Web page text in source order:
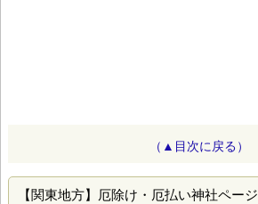
（▲目次に戻る）
【関東地方】厄除け・厄払い神社ページ